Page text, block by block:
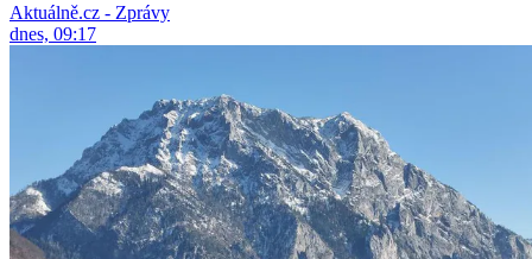
Aktuálně.cz - Zprávy
dnes, 09:17